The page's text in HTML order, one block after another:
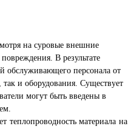
на суровые внешние
В результате
обслуживающего персонала от
так и оборудования. Существует
могут быть введены в
материала на